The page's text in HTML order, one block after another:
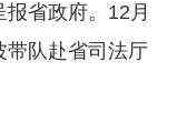
省政府。12月
带队赴省司法厅